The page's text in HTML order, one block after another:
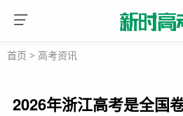
首页 > 高考资讯
2026年浙江高考是全国